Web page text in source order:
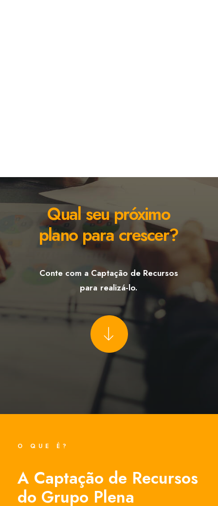
Qualseupróximo
plano paracrescer?
Conte com a Captação de Recursos
para realizá-lo.
O QUE É?
A Captação de Recursos
do Grupo Plena